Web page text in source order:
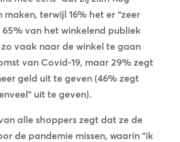
maken, terwijl 16% het er “zeer
65% van het winkelend publiek
vaak naar de winkel te gaan
van Covid-19, maar 29% zegt
geld uit te geven (46% zegt
uit te geven).
alle shoppers zegt dat ze de
de pandemie missen, waarin “ik